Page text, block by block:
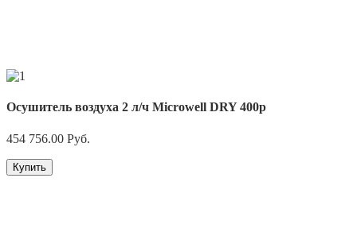
Осушитель воздуха 2 л/ч Microwell DRY 400p
454 756.00 Руб.
Купить